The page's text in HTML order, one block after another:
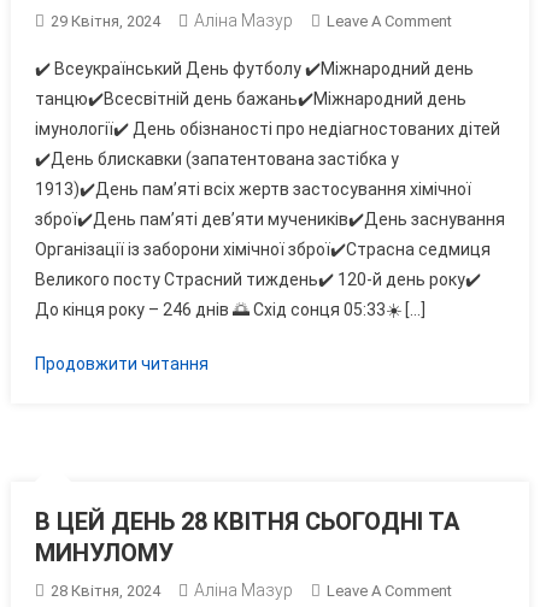
29 Квітня, 2024 Аліна Мазур Leave A CommentOn
ЦЕЙ
ДЕНЬ
29
СЬОГОДНІ
ТА
МИНУЛОМУ
✔️ Всеукраїнський День футболу ✔️Міжнародний день
танцю✔️Всесвітній день бажань✔️Міжнародний день
імунології✔️ День обізнаності про недіагностованих дітей
✔️День блискавки (запатентована застібка у
1913)✔️День пам’яті всіх жертв застосування хімічної
зброї✔️День пам’яті дев’яти мучеників✔️День заснування
Організації із заборони хімічної зброї✔️Страсна седмиця
Великого посту Страсний тиждень✔️ 120-й день року✔️
До кінця року – 246 днів 🌅 Схід сонця 05:33☀️ […]
Продовжити читання
В ЦЕЙ ДЕНЬ 28 КВІТНЯ СЬОГОДНІ ТА
МИНУЛОМУ
28 Квітня, 2024 Аліна Мазур Leave A CommentOn